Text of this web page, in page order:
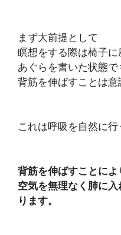
まず大前提として
瞑想をする際は椅子に
あぐらを書いた状態で
背筋を伸ばすことは意
これは呼吸を自然に行
背筋を伸ばすことによ
空気を無理なく肺に
ります。